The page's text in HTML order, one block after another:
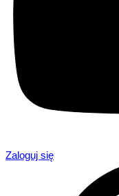
Zaloguj się